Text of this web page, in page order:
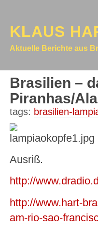
KLAUS
Aktuelle Berichte aus
Brasilien –
Piranhas/
tags: brasilien-
Ausriß.
http://
http://www.hart-
am-rio-sao-